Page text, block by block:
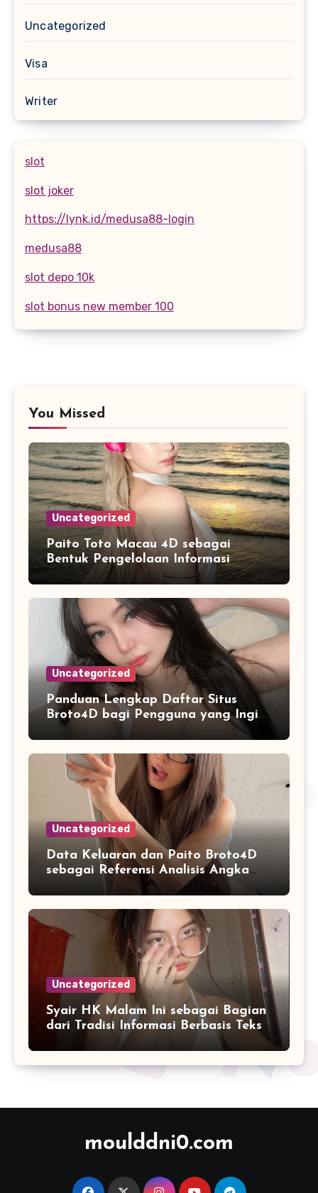
Uncategorized
Visa
Writer
slot
slot joker
https://lynk.id/medusa88-login
medusa88
slot depo 10k
slot bonus new member 100
You Missed
Uncategorized
Paito Toto Macau 4D sebagai
Bentuk Pengelolaan Informasi
Digital yang Lebih Terstruktur
Uncategorized
Panduan Lengkap Daftar Situs
Broto4D bagi Pengguna yang Ingin
Mengenal Fitur dan Layanan
Uncategorized
Data Keluaran dan Paito Broto4D
sebagai Referensi Analisis Angka
Masa Kini
Uncategorized
Syair HK Malam Ini sebagai Bagian
dari Tradisi Informasi Berbasis Teks
moulddni0.com